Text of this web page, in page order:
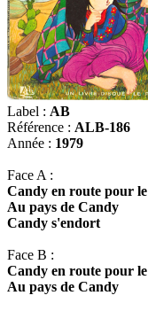
Label : AB
Référence : ALB-186
Année : 1979
Face A :
Candy en route pour
Au pays de Candy
Candy s'endort
Face B :
Candy en route pour
Au pays de Candy